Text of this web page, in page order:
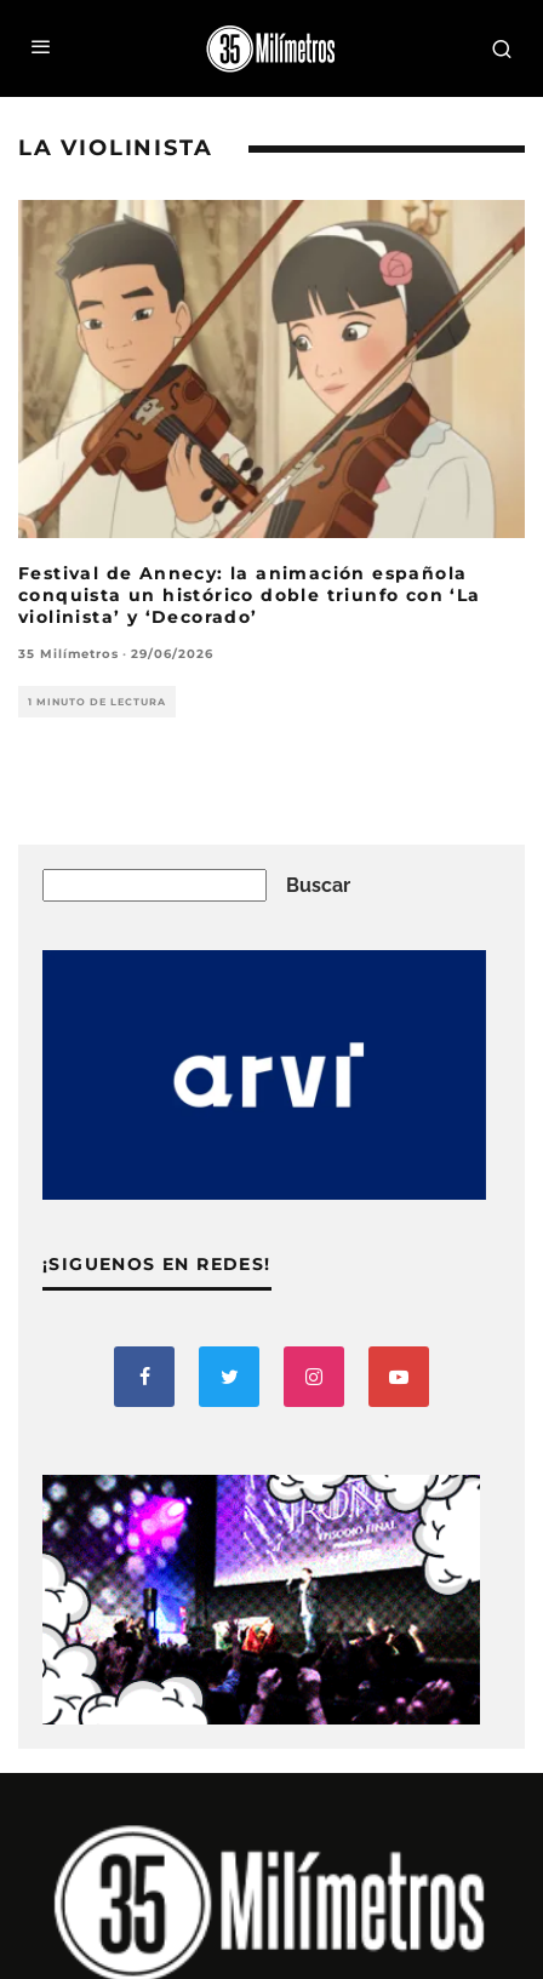
LA VIOLINISTA
Festival de Annecy: la animación española
conquista un histórico doble triunfo con ‘La
violinista’ y ‘Decorado’
35 Milímetros · 29/06/2026
1 MINUTO DE LECTURA
Buscar
¡SIGUENOS EN REDES!